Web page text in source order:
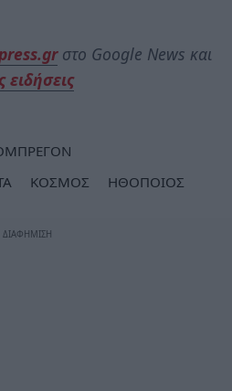
στο Google News και
ειδήσεις
ΚΟΣΜΟΣ ΗΘΟΠΟΙΟΣ